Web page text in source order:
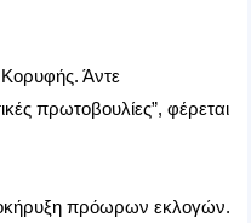
Κορυφής. Άντε
πρωτοβουλίες”, φέρεται
πρόωρων εκλογών.